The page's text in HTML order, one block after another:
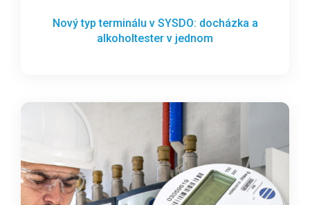
Nový typ terminálu v SYSDO: docházka a
alkoholtester v jednom